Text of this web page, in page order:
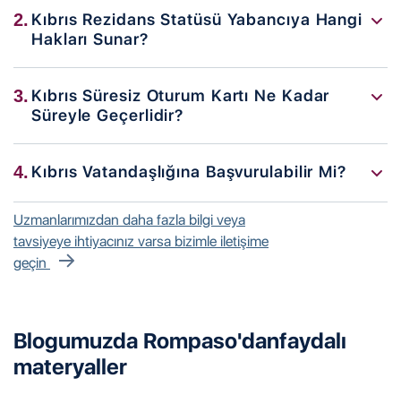
Uzmanlarımızdan daha fazla bilgi veya
tavsiyeye ihtiyacınız varsa bizimle iletişime
geçin
2. Kıbrıs Rezidans Statüsü Yabancıya Hangi
Hakları Sunar?
ülkede sürekli yaşama hakkına sahip olabilir. Ayrıca,
ülkeye vizesiz giriş çıkış yapabilirler.
3. Kıbrıs Süresiz Oturum Kartı Ne Kadar
Süreyle Geçerlidir?
10 yıl olup, her 10 yılda bir yenilenmesi gerekmektedir.
4. Kıbrıs Vatandaşlığına Başvurulabilir Mi?
Kıbrıs’ta en az 7 yıl yaşamış ve yıl içinde 90 günden
fazla ülkeden ayrılmamış yatırımcılar, vatandaşlık
başvurusunda bulunabilir.
Blogumuzda Rompaso'danfaydalı
materyaller